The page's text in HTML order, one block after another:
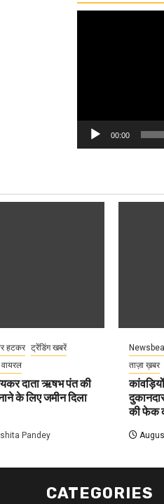
00:00
हटकर ट्रेंडिंग खबरें
वायरल
दाता ऋषभ पंत की
के लिए जमीन दिला
Pandey
ताज़ा ख़बर
की फेक
CATEGORIES